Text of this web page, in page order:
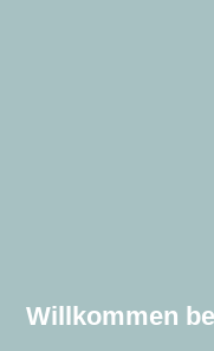
Willkommen